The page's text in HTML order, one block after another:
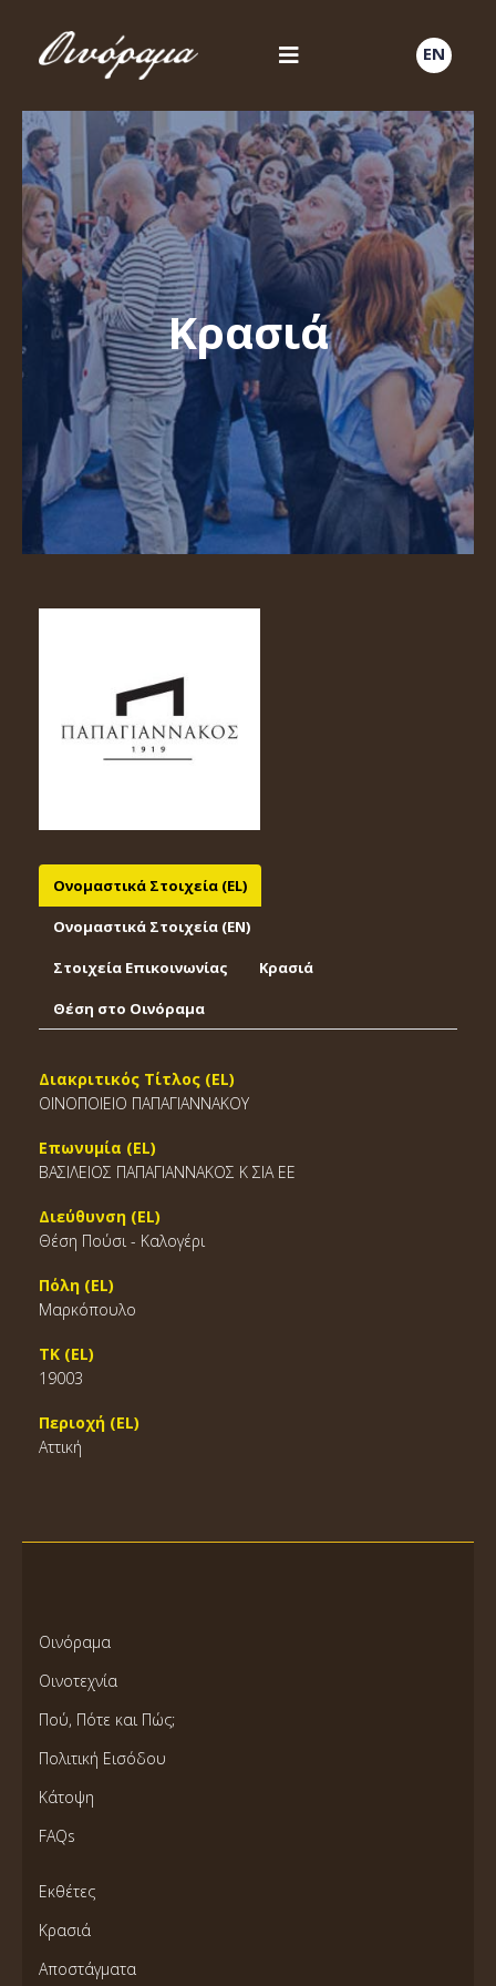
EN
Κρασιά
Ονομαστικά Στοιχεία (EL)
Ονομαστικά Στοιχεία (EΝ)
Στοιχεία Επικοινωνίας Κρασιά
Θέση στο Οινόραμα
Διακριτικός Τίτλος (EL)
ΟΙΝΟΠΟΙΕΙΟ ΠΑΠΑΓΙΑΝΝΑΚΟΥ
Επωνυμία (EL)
ΒΑΣΙΛΕΙΟΣ ΠΑΠΑΓΙΑΝΝΑΚΟΣ Κ ΣΙΑ ΕΕ
Διεύθυνση (EL)
Θέση Πούσι - Καλογέρι
Πόλη (EL)
Μαρκόπουλο
ΤΚ (EL)
19003
Περιοχή (EL)
Αττική
Οινόραμα
Οινοτεχνία
Πού, Πότε και Πώς;
Πολιτική Εισόδου
Κάτοψη
FAQs
Εκθέτες
Κρασιά
Αποστάγματα